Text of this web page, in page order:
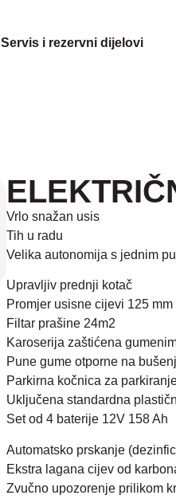
Servis i rezervni dijelovi
Vrlo snažan usis
Tih u radu
Velika autonomija s jednim
Upravljiv prednji kotač
Promjer usisne cijevi 125 mm
Filtar prašine 24m2
Karoserija zaštićena
Pune gume otporne na
Parkirna kočnica za
Uključena standardna
Set od 4 baterije 12V 158 Ah
Automatsko prskanje
Ekstra lagana cijev od
Zvučno upozorenje prilikom